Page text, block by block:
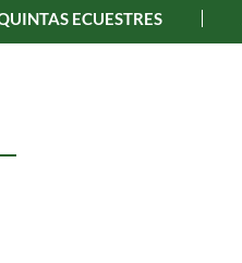
ECUESTRES